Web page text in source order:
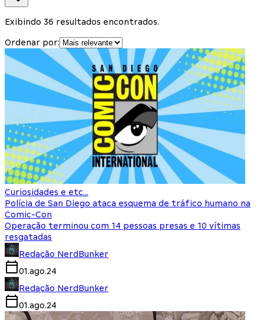
Exibindo 36 resultados encontrados.
Ordenar por:
Curiosidades e etc...
Polícia de San Diego ataca esquema de tráfico humano na
Comic-Con
Operação terminou com 14 pessoas presas e 10 vítimas
resgatadas
Redação NerdBunker
01.ago.24
Redação NerdBunker
01.ago.24